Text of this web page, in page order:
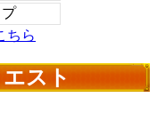
ちら
スト